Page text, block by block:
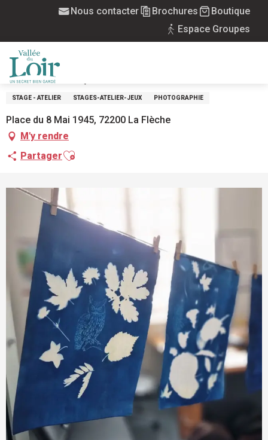
principal
Nous contacter Brochures
Boutique
Espace Groupes
Les jeudis au théâtre (atelier cyanotype)
Jeudi 20 août de 15:00 à 17:00
LES JEUDIS AU THÉÂTRE (ATELIER
CYANOTYPE)
STAGE - ATELIER STAGES-ATELIER-JEUX PHOTOGRAPHIE
Place du 8 Mai 1945, 72200 La Flèche
M'y rendre
PartagerAjouter aux favoris